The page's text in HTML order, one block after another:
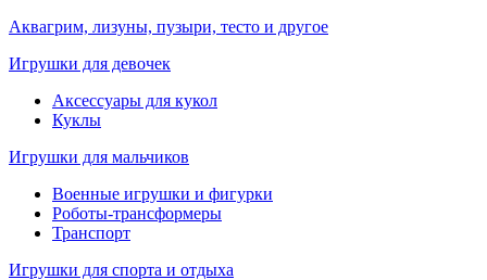
Аквагрим, лизуны, пузыри, тесто и другое
Игрушки для девочек
Аксессуары для кукол
Куклы
Игрушки для мальчиков
Военные игрушки и фигурки
Роботы-трансформеры
Транспорт
Игрушки для спорта и отдыха